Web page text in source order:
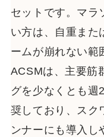
セットです。マラ
い方は、自重また
ームが崩れない範
ACSMは、主要筋
グを少なくとも週
奨しており、スク
ンナーにも導入し